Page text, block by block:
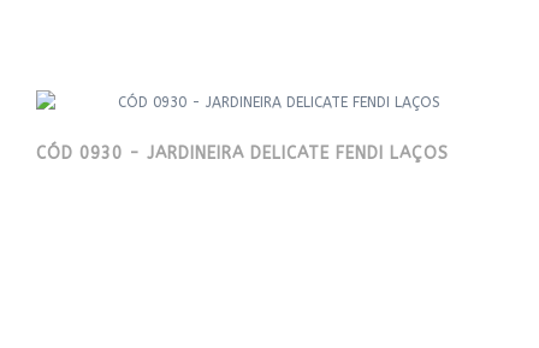
CÓD 0930 - JARDINEIRA DELICATE FENDI LAÇOS